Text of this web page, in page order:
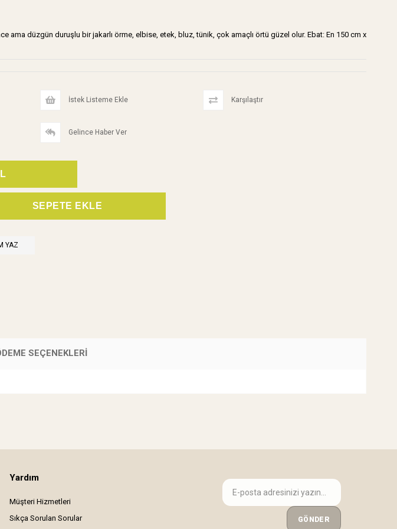
ama düzgün duruşlu bir jakarlı örme, elbise, etek, bluz, tünik, çok amaçlı örtü güzel olur. Ebat: En 150 cm x
İstek Listeme Ekle Karşılaştır
Gelince Haber Ver
YAZ
SEÇENEKLERI
Yardım
Müşteri Hizmetleri
Sıkça Sorulan Sorular
GÖNDER